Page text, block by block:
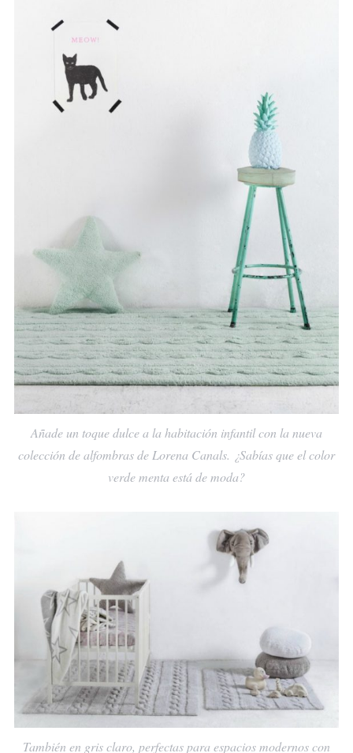
Añade un toque dulce a la habitación infantil con la nueva
colección de alfombras de Lorena Canals. ¿Sabías que el color
verde menta está de moda?
También en gris claro, perfectas para espacios modernos con